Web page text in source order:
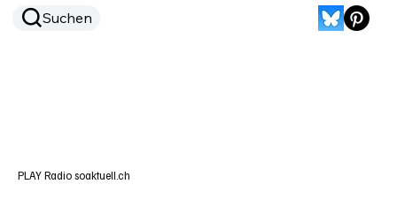
Suchen
PLAY Radio soaktuell.ch